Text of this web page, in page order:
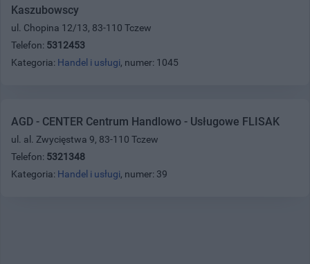
Kaszubowscy
ul. Chopina 12/13, 83-110 Tczew
Telefon: 5312453
Kategoria: Handel i usługi, numer: 1045
AGD - CENTER Centrum Handlowo - Usługowe FLISAK
ul. al. Zwycięstwa 9, 83-110 Tczew
Telefon: 5321348
Kategoria: Handel i usługi, numer: 39